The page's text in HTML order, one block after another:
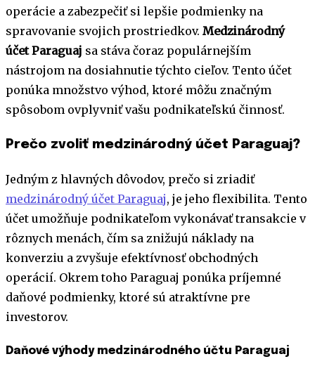
operácie a zabezpečiť si lepšie podmienky na
spravovanie svojich prostriedkov. Medzinárodný
účet Paraguaj sa stáva čoraz populárnejším
nástrojom na dosiahnutie týchto cieľov. Tento účet
ponúka množstvo výhod, ktoré môžu značným
spôsobom ovplyvniť vašu podnikateľskú činnosť.
Prečo zvoliť medzinárodný účet Paraguaj?
Jedným z hlavných dôvodov, prečo si zriadiť
medzinárodný účet Paraguaj, je jeho flexibilita. Tento
účet umožňuje podnikateľom vykonávať transakcie v
rôznych menách, čím sa znižujú náklady na
konverziu a zvyšuje efektívnosť obchodných
operácií. Okrem toho Paraguaj ponúka príjemné
daňové podmienky, ktoré sú atraktívne pre
investorov.
Daňové výhody medzinárodného účtu Paraguaj